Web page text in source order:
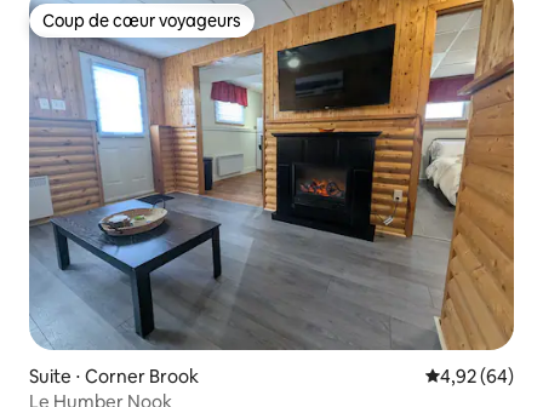
Coup de cœur voyageurs
Coup de cœur voyageurs
Suite ⋅ Corner Brook Évaluation
4,92 (64)
Le Humber Nook